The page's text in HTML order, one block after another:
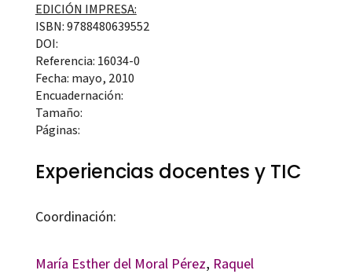
EDICIÓN IMPRESA:
ISBN: 9788480639552
DOI:
Referencia: 16034-0
Fecha: mayo, 2010
Encuadernación:
Tamaño:
Páginas:
Experiencias docentes y TIC
Coordinación:
María Esther del Moral Pérez, Raquel